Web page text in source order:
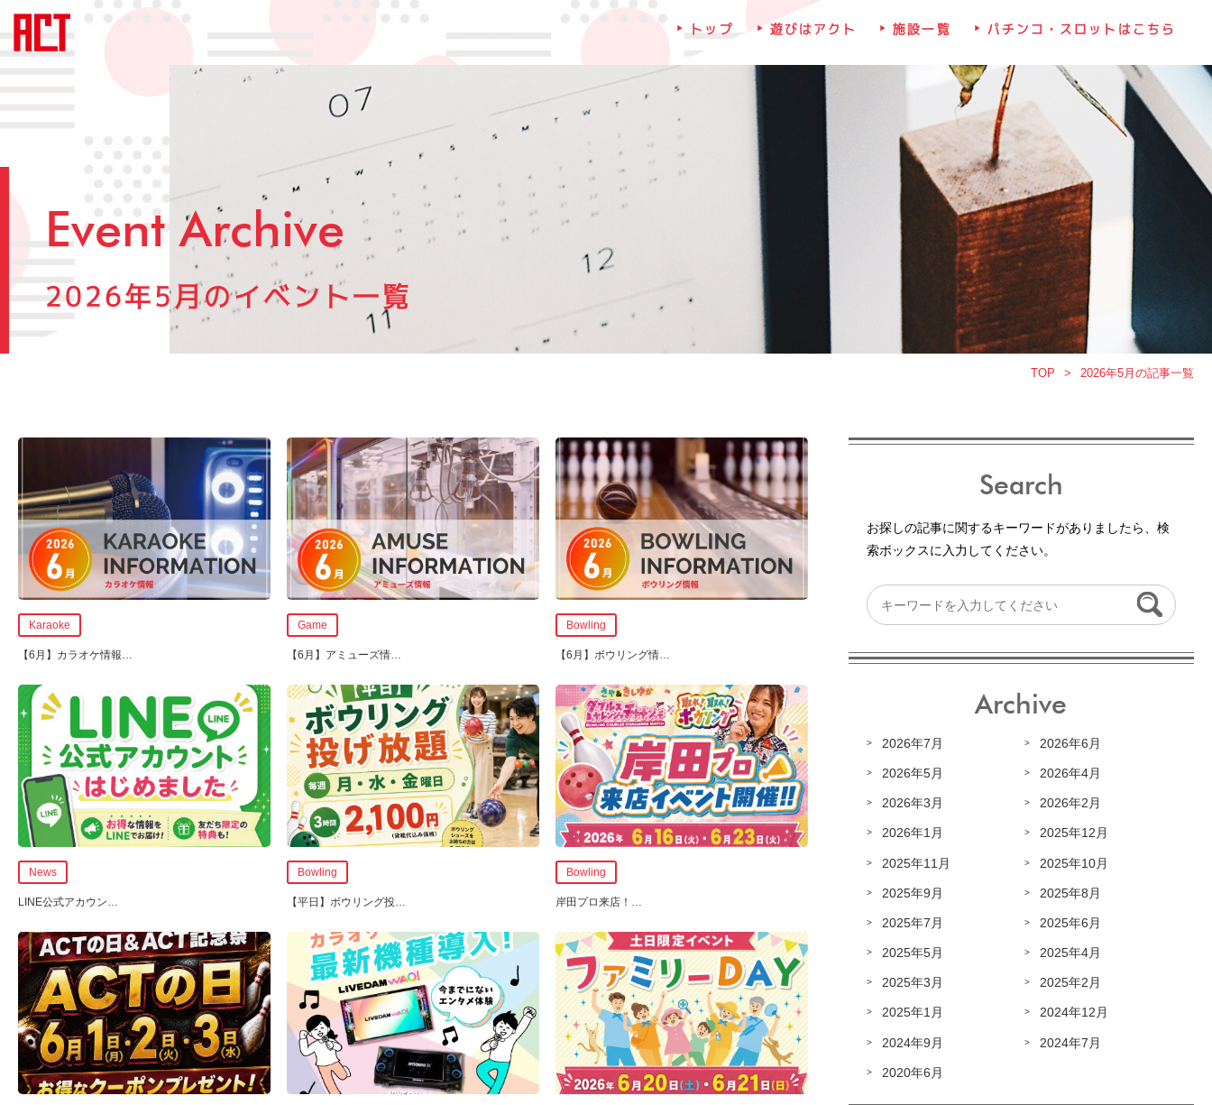
トップ 遊びはアクト 施設一覧 パチンコ・スロットはこちら
Event Archive
2026年5月のイベント一覧
TOP 2026年5月の記事一覧
Karaoke
【6月】カラオケ情報…
Game
【6月】アミューズ情…
Bowling
【6月】ボウリング情…
News
LINE公式アカウン…
Bowling
【平日】ボウリング投…
Bowling
岸田プロ来店！ …
Search
お探しの記事に関するキーワードがありましたら、検
索ボックスに入力してください。
Archive
2026年7月 2026年6月
2026年5月 2026年4月
2026年3月 2026年2月
2026年1月 2025年12月
2025年11月 2025年10月
2025年9月 2025年8月
2025年7月 2025年6月
2025年5月 2025年4月
2025年3月 2025年2月
2025年1月 2024年12月
2024年9月 2024年7月
2020年6月